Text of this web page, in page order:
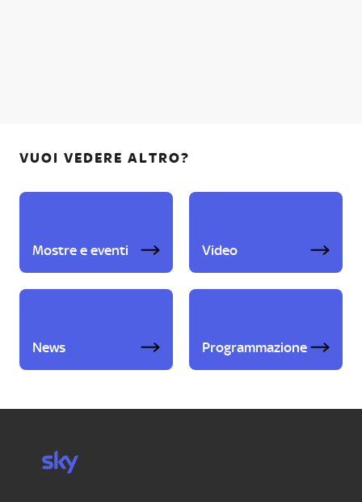
VUOI VEDERE ALTRO?
Mostre e eventi Video
News Programmazione